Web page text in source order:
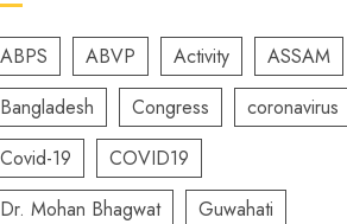
ABPS ABVP Activity
ASSAM
Bangladesh
Congress
coronavirus
Covid-19
COVID19
Dr. Mohan Bhagwat
Guwahati